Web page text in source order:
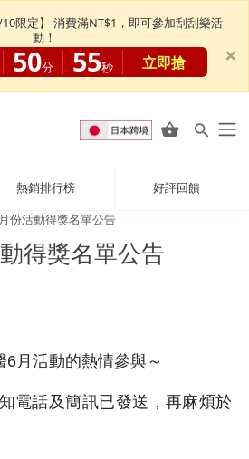
熱銷排行榜
好評回饋
份活動得獎名單公告
得獎名單公告
月活動的熱情參與～
電話及簡訊已發送，再麻煩於
10限定】 消費滿NT$1，即可參加刮刮樂活
動！
50分 55秒 立即搶 ×